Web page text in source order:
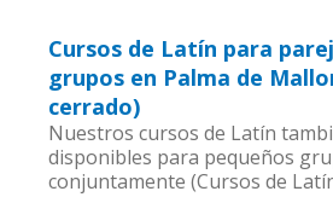
Cursos de Latín para
grupos en Palma de
cerrado)
Nuestros cursos de Latín
disponibles para pequeños
conjuntamente (Cursos de